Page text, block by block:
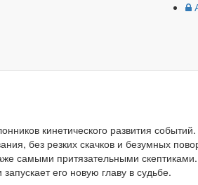
кинетического развития событий.
без резких скачков и безумных
самыми притязательными
его новую главу в судьбе.